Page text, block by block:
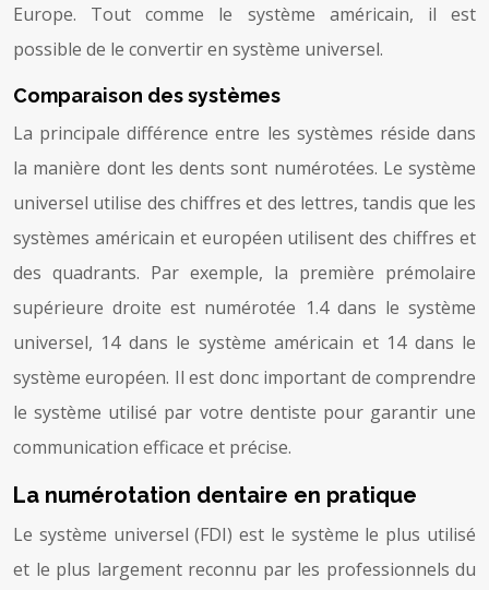
Europe. Tout comme le système américain, il est
possible de le convertir en système universel.
Comparaison des systèmes
La principale différence entre les systèmes réside dans
la manière dont les dents sont numérotées. Le système
universel utilise des chiffres et des lettres, tandis que les
systèmes américain et européen utilisent des chiffres et
des quadrants. Par exemple, la première prémolaire
supérieure droite est numérotée 1.4 dans le système
universel, 14 dans le système américain et 14 dans le
système européen. Il est donc important de comprendre
le système utilisé par votre dentiste pour garantir une
communication efficace et précise.
La numérotation dentaire en pratique
Le système universel (FDI) est le système le plus utilisé
et le plus largement reconnu par les professionnels du